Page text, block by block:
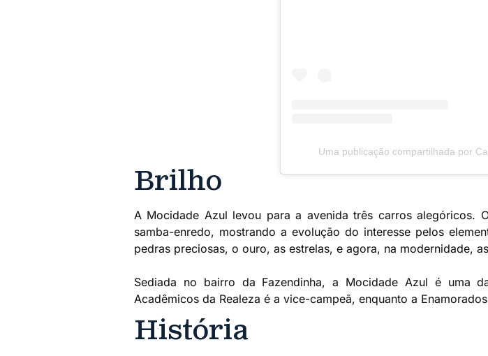
Uma publicação compartilhada por
Brilho
A Mocidade Azul levou para a avenida três carros
samba-enredo, mostrando a evolução do interesse pelos
pedras preciosas, o ouro, as estrelas, e agora, na modernidade,
Sediada no bairro da Fazendinha, a Mocidade Azul é uma
Acadêmicos da Realeza é a vice-campeã, enquanto a
História